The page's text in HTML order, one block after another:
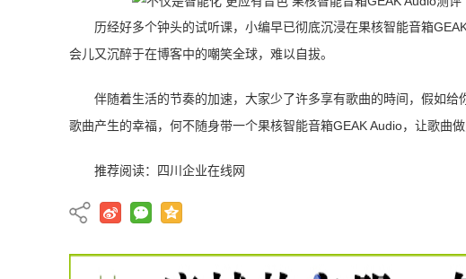
历经好多个钟头的试听课，小编早已彻底沉浸在果核智能音箱
会儿又沉醉于在博客中的嘲笑全球，难以自拔。
伴随着生活的节奏的加速，大家少了许多享有歌曲的時间，假如
歌曲产生的幸福，何不随身带一个果核智能音箱GEAK Audio，让歌曲
推荐阅读： 四川企业在线网